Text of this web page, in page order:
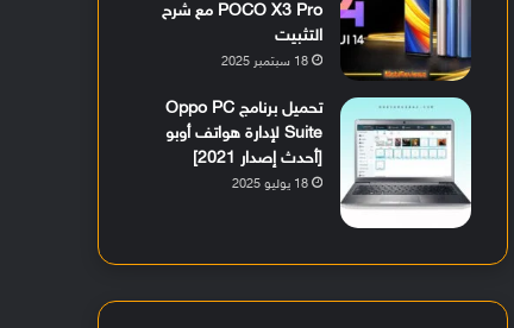
POCO X3 Pro مع شرح
التثبيت
18 سبتمبر 2025
تحميل برنامج Oppo PC
Suite لإدارة هواتف أوبو
[أحدث إصدار 2021]
18 يوليو 2025